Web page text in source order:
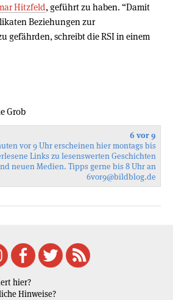
Hitzfeld, geführt zu haben. “Damit
Beziehungen zur
gefährden, schreibt die RSI in einem
Grob
6 vor 9
vor 9 Uhr erscheinen hier montags bis
Links zu lesenswerten Geschichten
neuen Medien. Tipps gerne bis 8 Uhr an
6vor9@bildblog.de
hier?
Hinweise?